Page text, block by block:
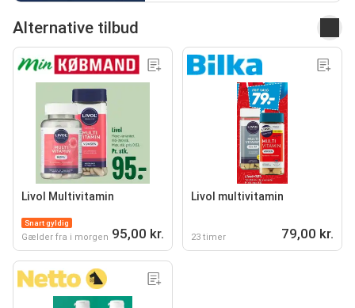
Alternative tilbud
Livol Multivitamin
Snart gyldig
Gælder fra i morgen 95,00 kr.
Livol multivitamin
23 timer 79,00 kr.